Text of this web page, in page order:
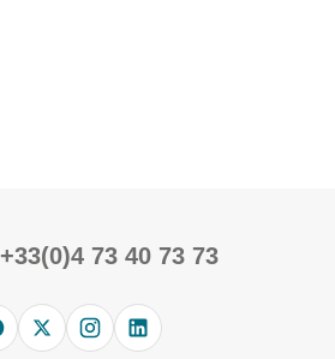
+33(0)4 73 40 73 73